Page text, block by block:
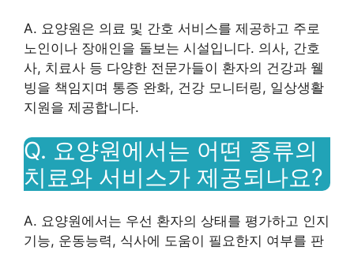
A. 요양원은 의료 및 간호 서비스를 제공하고 주로
노인이나 장애인을 돌보는 시설입니다. 의사, 간호
사, 치료사 등 다양한 전문가들이 환자의 건강과 웰
빙을 책임지며 통증 완화, 건강 모니터링, 일상생활
지원을 제공합니다.
Q. 요양원에서는 어떤 종류의
치료와 서비스가 제공되나요?
A. 요양원에서는 우선 환자의 상태를 평가하고 인지
기능, 운동능력, 식사에 도움이 필요한지 여부를 판